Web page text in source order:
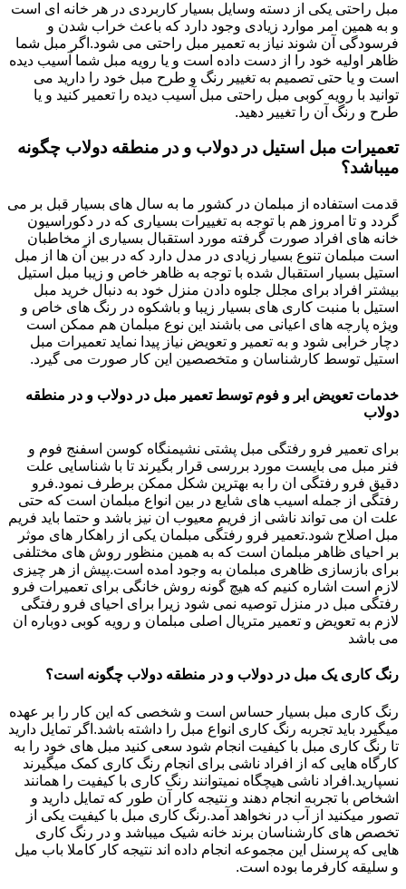
مبل راحتی یکی از دسته وسایل بسیار کاربردی در هر خانه ای است
و به همین امر موارد زیادی وجود دارد که باعث خراب شدن و
فرسودگی آن شوند نیاز به تعمیر مبل راحتی می شود.اگر مبل شما
ظاهر اولیه خود را از دست داده است و یا رویه مبل شما آسیب دیده
است و یا حتی تصمیم به تغییر رنگ و طرح مبل خود را دارید می
توانید با رویه کوبی مبل راحتی مبل آسیب دیده را تعمیر کنید و یا
طرح و رنگ آن را تغییر دهید.
تعمیرات مبل استیل در دولاب و در منطقه دولاب چگونه
میباشد؟
قدمت استفاده از مبلمان در کشور ما به سال های بسیار قبل بر می
گردد و تا امروز هم با توجه به تغییرات بسیاری که در دکوراسیون
خانه های افراد صورت گرفته مورد استقبال بسیاری از مخاطبان
است مبلمان تنوع بسیار زیادی در مدل دارد که در بین آن ها از مبل
استیل بسیار استقبال شده با توجه به ظاهر خاص و زیبا مبل استیل
بیشتر افراد برای مجلل جلوه دادن منزل خود به دنبال خرید مبل
استیل با منبت کاری های بسیار زیبا و باشکوه در رنگ های خاص و
ویژه پارچه های اعیانی می باشند این نوع مبلمان هم ممکن است
دچار خرابی شود و به تعمیر و تعویض نیاز پیدا نماید تعمیرات مبل
استیل توسط کارشناسان و متخصصین این کار صورت می گیرد.
خدمات تعویض ابر و فوم توسط تعمیر مبل در دولاب و در منطقه
دولاب
برای تعمیر فرو رفتگی مبل پشتی نشیمنگاه کوسن اسفنج فوم و
فنر مبل می بایست مورد بررسی قرار بگیرند تا با شناسایی علت
دقیق فرو رفتگی ان را به بهترین شکل ممکن برطرف نمود.فرو
رفتگی از جمله اسیب های شایع در بین انواع مبلمان است که حتی
علت ان می تواند ناشی از فریم معیوب ان نیز باشد و حتما باید فریم
مبل اصلاح شود.تعمیر فرو رفتگی مبلمان یکی از راهکار های موثر
بر احیای ظاهر مبلمان است که به همین منظور روش های مختلفی
برای بازسازی ظاهری مبلمان به وجود امده است.پیش از هر چیزی
لازم است اشاره کنیم که هیچ گونه روش خانگی برای تعمیرات فرو
رفتگی مبل در منزل توصیه نمی شود زیرا برای احیای فرو رفتگی
لازم به تعویض و تعمیر متریال اصلی مبلمان و رویه کوبی دوباره ان
می باشد
رنگ کاری یک مبل در دولاب و در منطقه دولاب چگونه است؟
رنگ کاری مبل بسیار حساس است و شخصی که این کار را بر عهده
میگیرد باید تجربه رنگ کاری انواع مبل را داشته باشد.اگر تمایل دارید
تا رنگ کاری مبل با کیفیت انجام شود سعی کنید مبل های خود را به
کارگاه هایی که از افراد ناشی برای انجام رنگ کاری کمک میگیرند
نسپارید.افراد ناشی هیچگاه نمیتوانند رنگ کاری با کیفیت را همانند
اشخاص با تجربه انجام دهند و نتیجه کار آن طور که تمایل دارید و
تصور میکنید از آب در نخواهد آمد.رنگ کاری مبل با کیفیت یکی از
تخصص های کارشناسان برند خانه شیک میباشد و در رنگ کاری
هایی که پرسنل این مجموعه انجام داده اند نتیجه کار کاملا باب میل
و سلیقه کارفرما بوده است.